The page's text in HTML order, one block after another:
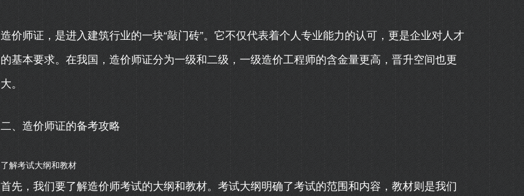
造价师证，是进入建筑行业的一块“敲门砖”。它不仅代表着个人专业能力的认可，更是企业对人才
的基本要求。在我国，造价师证分为一级和二级，一级造价工程师的含金量更高，晋升空间也更
大。
二、造价师证的备考攻略
了解考试大纲和教材
首先，我们要了解造价师考试的大纲和教材。考试大纲明确了考试的范围和内容，教材则是我们